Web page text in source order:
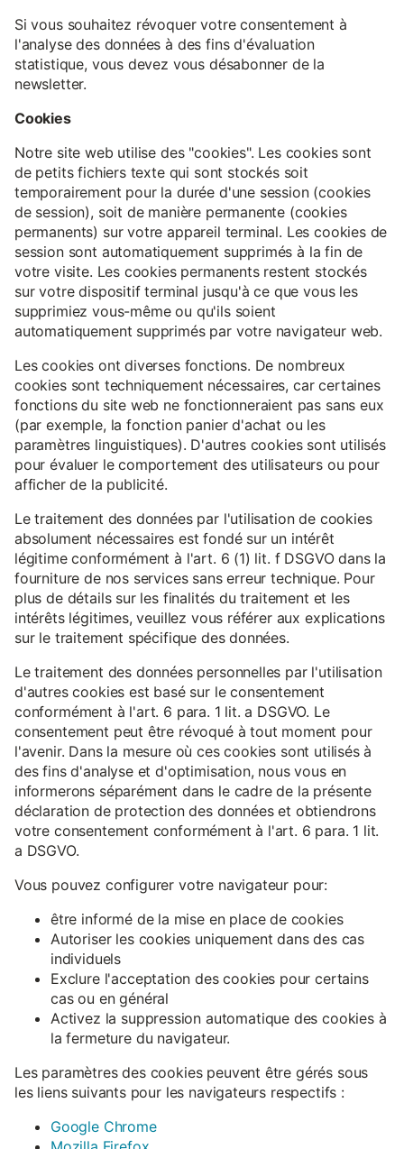
Si vous souhaitez révoquer votre consentement à
l'analyse des données à des fins d'évaluation
statistique, vous devez vous désabonner de la
newsletter.
Cookies
Notre site web utilise des "cookies". Les cookies sont
de petits fichiers texte qui sont stockés soit
temporairement pour la durée d'une session (cookies
de session), soit de manière permanente (cookies
permanents) sur votre appareil terminal. Les cookies de
session sont automatiquement supprimés à la fin de
votre visite. Les cookies permanents restent stockés
sur votre dispositif terminal jusqu'à ce que vous les
supprimiez vous-même ou qu'ils soient
automatiquement supprimés par votre navigateur web.
Les cookies ont diverses fonctions. De nombreux
cookies sont techniquement nécessaires, car certaines
fonctions du site web ne fonctionneraient pas sans eux
(par exemple, la fonction panier d'achat ou les
paramètres linguistiques). D'autres cookies sont utilisés
pour évaluer le comportement des utilisateurs ou pour
afficher de la publicité.
Le traitement des données par l'utilisation de cookies
absolument nécessaires est fondé sur un intérêt
légitime conformément à l'art. 6 (1) lit. f DSGVO dans la
fourniture de nos services sans erreur technique. Pour
plus de détails sur les finalités du traitement et les
intérêts légitimes, veuillez vous référer aux explications
sur le traitement spécifique des données.
Le traitement des données personnelles par l'utilisation
d'autres cookies est basé sur le consentement
conformément à l'art. 6 para. 1 lit. a DSGVO. Le
consentement peut être révoqué à tout moment pour
l'avenir. Dans la mesure où ces cookies sont utilisés à
des fins d'analyse et d'optimisation, nous vous en
informerons séparément dans le cadre de la présente
déclaration de protection des données et obtiendrons
votre consentement conformément à l'art. 6 para. 1 lit.
a DSGVO.
Vous pouvez configurer votre navigateur pour:
être informé de la mise en place de cookies
Autoriser les cookies uniquement dans des cas
individuels
Exclure l'acceptation des cookies pour certains
cas ou en général
Activez la suppression automatique des cookies à
la fermeture du navigateur.
Les paramètres des cookies peuvent être gérés sous
les liens suivants pour les navigateurs respectifs :
Google Chrome